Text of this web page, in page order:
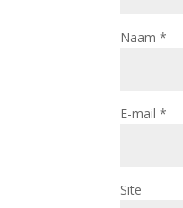
Naam*
E-mail*
Site